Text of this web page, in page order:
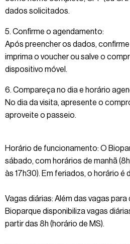
dados solicitados.
5. Confirme o agendamento:
Após preencher os dados,
imprima o voucher ou salve o
dispositivo móvel.
6. Compareça no dia e horário
No dia da visita, apresente o
aproveite o passeio.
Horário de funcionamento: O
sábado, com horários de manhã
às 17h30). Em feriados, o horário é
Vagas diárias: Além das vagas
Bioparque disponibiliza vagas
partir das 8h (horário de MS).